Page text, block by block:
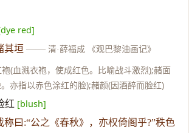
red]
其垣 —— 清·薛福成 《观巴黎油画记》
(血溅衣袍，使成红色。比喻战斗激烈);赭面
亦指以赤色涂红的脸);赭颜(因酒醉而脸红)
红 [blush]
称曰:“公之《春秋》，亦权倚阁乎?”秩色